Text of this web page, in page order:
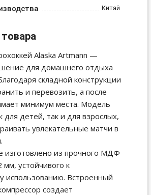
Китай
Alaska Artmann —
для домашнего отдыха
складной конструкции
и перевозить, а после
минимум места. Модель
для детей, так и для взрослых,
увлекательные матчи в
изготовлено из прочного МДФ
устойчивого к
использованию. Встроенный
создает